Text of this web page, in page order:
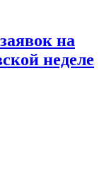
на
неделе